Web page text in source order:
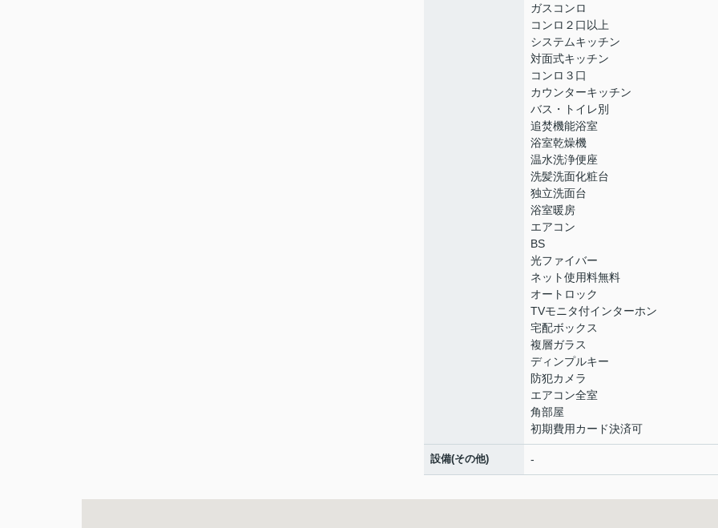
ガスコンロ
コンロ２口以上
システムキッチン
対面式キッチン
コンロ３口
カウンターキッチン
バス・トイレ別
追焚機能浴室
浴室乾燥機
温水洗浄便座
洗髪洗面化粧台
独立洗面台
浴室暖房
エアコン
BS
光ファイバー
ネット使用料無料
オートロック
TVモニタ付インターホン
宅配ボックス
複層ガラス
ディンプルキー
防犯カメラ
エアコン全室
角部屋
初期費用カード決済可
設備(その他) -